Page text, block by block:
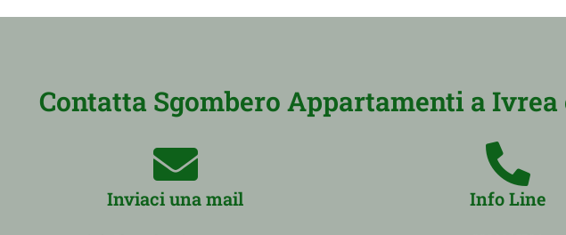
Contatta Sgombero Appartamenti a
Inviaci una mail Info Line